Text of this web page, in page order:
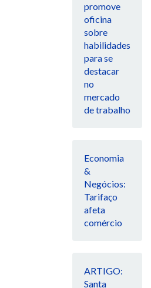
promove
oficina
sobre
habilidades
para se
destacar
no
mercado
de trabalho
Economia
&
Negócios:
Tarifaço
afeta
comércio
ARTIGO:
Santa